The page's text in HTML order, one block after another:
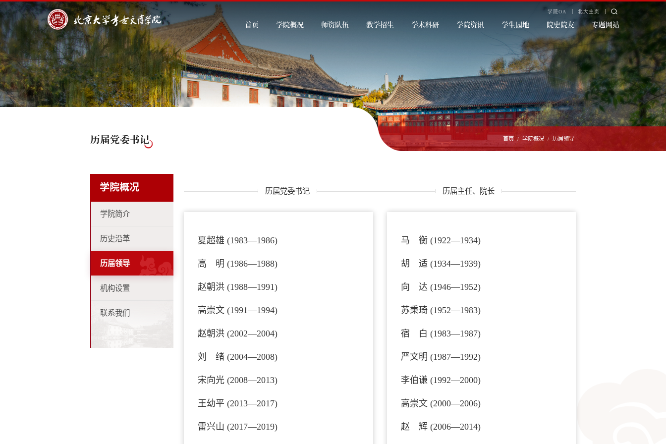
学院OA 北大主页
首页 学院概况 师资队伍 教学招生 学术科研 学院资讯 学生园地 院史院友 专题网站
历届党委书记 首页 / 学院概况 / 历届领导
学院概况
学院简介
历史沿革
历届领导
机构设置
联系我们
历届党委书记 历届主任、院长
夏超雄 (1983—1986)
高 明 (1986—1988)
赵朝洪 (1988—1991)
高崇文 (1991—1994)
赵朝洪 (2002—2004)
刘 绪 (2004—2008)
宋向光 (2008—2013)
王幼平 (2013—2017)
雷兴山 (2017—2019)
马 衡 (1922—1934)
胡 适 (1934—1939)
向 达 (1946—1952)
苏秉琦 (1952—1983)
​宿 白 (1983—1987)
严文明 (1987—1992)
李伯谦 (1992—2000)
高崇文 (2000—2006)
赵 辉 (2006—2014)